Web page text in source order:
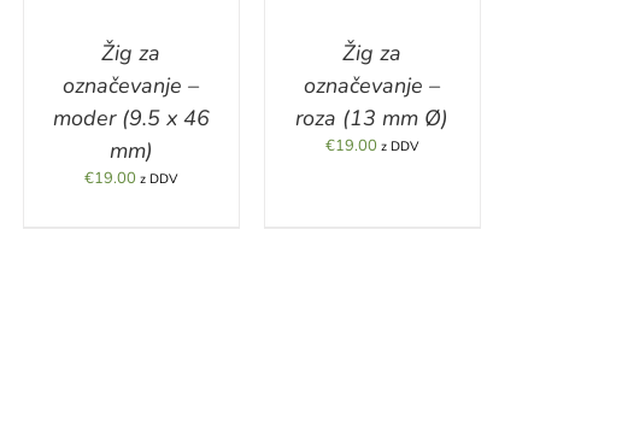
Žig za
označevanje –
moder (9.5 x 46
mm)
€19.00 z DDV
Žig za
označevanje –
roza (13 mm Ø)
€19.00 z DDV